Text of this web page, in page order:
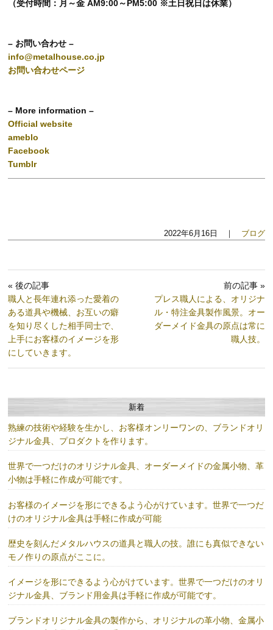
（受付時間：月～金 AM9:00～PM5:00 ※土日祝日は休業）
– お問い合わせ –
info@metalhouse.co.jp
お問い合わせページ
– More information –
Official website
ameblo
Facebook
Tumblr
2022年6月16日 ｜ ブログ
« 後の記事
職人と長年連れ添った愛着の
ある道具や機械、お互いの癖
を知り尽くした相手同士で、
上手にお客様のイメージを形
にしていきます。
前の記事 »
プレス職人による、オリジナ
ル・特注金具製作風景。オー
ダーメイド金具の原点は常に
職人技。
新着
熟練の技術や経験を生かし、お客様オンリーワンの、ブランドオリ
ジナル金具、プロダクトを作ります。
世界で一つだけのオリジナル金具、オーダーメイドの金属小物、革
小物は手軽に作成が可能です。
お客様のイメージを形にできるよう心がけています。世界で一つだ
けのオリジナル金具は手軽に作成が可能
歴史を刻んだメタルハウスの道具と職人の技。誰にも真似できない
モノ作りの原点がここに。
イメージを形にできるよう心がけています。世界で一つだけのオリ
ジナル金具、ブランド用金具は手軽に作成が可能です。
ブランドオリジナル金具の製作から、オリジナルの革小物、金属小